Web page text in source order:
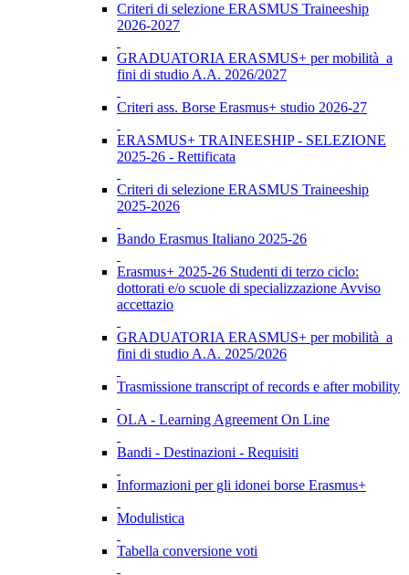
Criteri di selezione ERASMUS Traineeship
2026-2027
GRADUATORIA ERASMUS+ per mobilità a
fini di studio A.A. 2026/2027
Criteri ass. Borse Erasmus+ studio 2026-27
ERASMUS+ TRAINEESHIP - SELEZIONE
2025-26 - Rettificata
Criteri di selezione ERASMUS Traineeship
2025-2026
Bando Erasmus Italiano 2025-26
Erasmus+ 2025-26 Studenti di terzo ciclo:
dottorati e/o scuole di specializzazione Avviso
accettazio
GRADUATORIA ERASMUS+ per mobilità a
fini di studio A.A. 2025/2026
Trasmissione transcript of records e after mobility
OLA - Learning Agreement On Line
Bandi - Destinazioni - Requisiti
Informazioni per gli idonei borse Erasmus+
Modulistica
Tabella conversione voti